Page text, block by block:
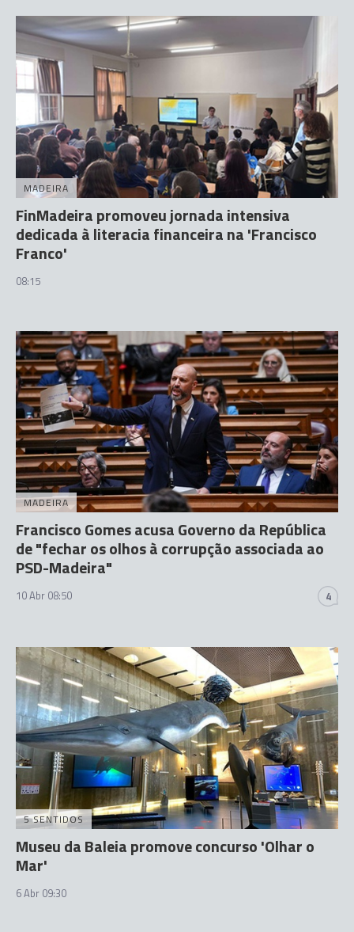
MADEIRA
FinMadeira promoveu jornada intensiva
dedicada à literacia financeira na 'Francisco
Franco'
08:15
MADEIRA
Francisco Gomes acusa Governo da República
de "fechar os olhos à corrupção associada ao
PSD-Madeira"
10 Abr 08:50 4
5 SENTIDOS
Museu da Baleia promove concurso 'Olhar o
Mar'
6 Abr 09:30